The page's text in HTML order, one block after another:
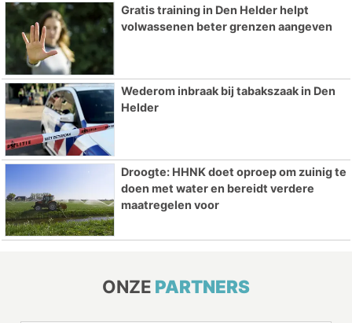
Gratis training in Den Helder helpt
volwassenen beter grenzen aangeven
Wederom inbraak bij tabakszaak in Den
Helder
Droogte: HHNK doet oproep om zuinig te
doen met water en bereidt verdere
maatregelen voor
ONZE PARTNERS